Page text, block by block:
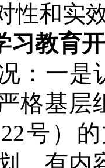
性和实
习教育
： 一是
格基层
22号）